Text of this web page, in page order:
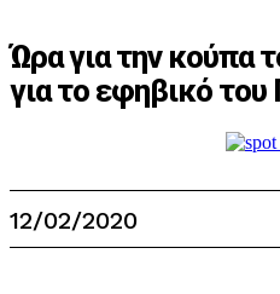
Ώρα για την κούπα
για το εφηβικό
12/02/2020